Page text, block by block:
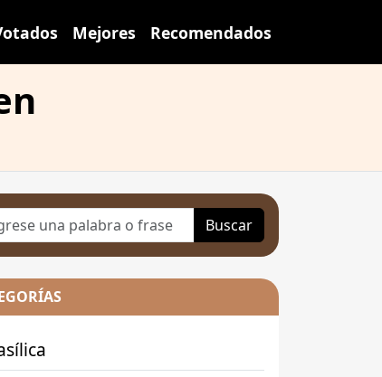
Mejores Recomendados
Buscar